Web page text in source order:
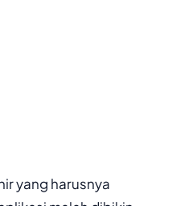
yang harusnya